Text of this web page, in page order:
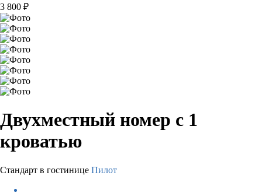
3 800 ₽
Двухместный номер с 1
кроватью
Стандарт в гостинице Пилот